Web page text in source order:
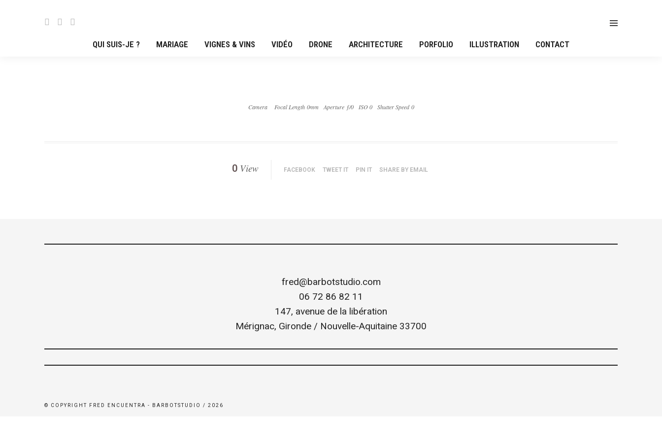
QUI SUIS-JE ? MARIAGE VIGNES & VINS VIDÉO DRONE ARCHITECTURE PORFOLIO ILLUSTRATION CONTACT
Camera Focal Length 0mm Aperture ƒ/0 ISO 0 Shutter Speed 0
0 View FACEBOOK TWEET IT PIN IT SHARE BY EMAIL
fred@barbotstudio.com
06 72 86 82 11
147, avenue de la libération
Mérignac, Gironde / Nouvelle-Aquitaine 33700
© COPYRIGHT FRED ENCUENTRA - BARBOTSTUDIO / 2026